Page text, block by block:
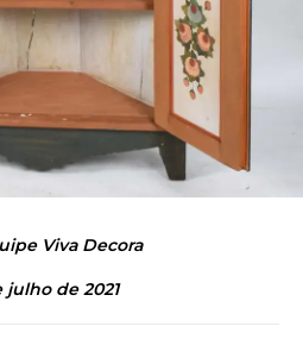
Viva Decora
julho de 2021